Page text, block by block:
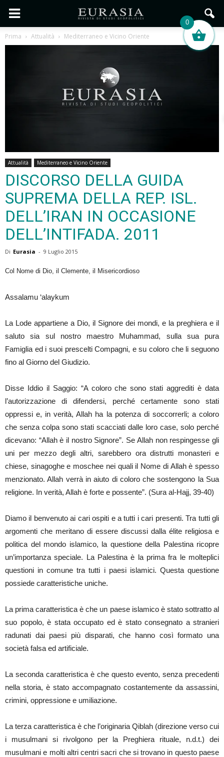
Prima Attualità Mediterraneo e Vicino Oriente
Attualità Mediterraneo e Vicino Oriente
DISCORSO DELLA GUIDA
SUPREMA DELLA REP. ISL.
DELL’IRAN IN OCCASIONE
DELL’INTIFADA. 2011
Di Eurasia - 9 Luglio 2015
Col Nome di Dio, il Clemente, il Misericordioso
Assalamu ‘alaykum
La Lode appartiene a Dio, il Signore dei mondi, e la preghiera e il
saluto sia sul nostro maestro Muhammad, sulla sua pura
Famiglia ed i suoi prescelti Compagni, e su coloro che li seguono
fino al Giorno del Giudizio.
Disse Iddio il Saggio: “A coloro che sono stati aggrediti è data
l’autorizzazione di difendersi, perché certamente sono stati
oppressi e, in verità, Allah ha la potenza di soccorrerli; a coloro
che senza colpa sono stati scacciati dalle loro case, solo perché
dicevano: “Allah è il nostro Signore”. Se Allah non respingesse gli
uni per mezzo degli altri, sarebbero ora distrutti monasteri e
chiese, sinagoghe e moschee nei quali il Nome di Allah è spesso
menzionato. Allah verrà in aiuto di coloro che sostengono la Sua
religione. In verità, Allah è forte e possente”. (Sura al-Hajj, 39-40)
Diamo il benvenuto ai cari ospiti e a tutti i cari presenti. Tra tutti gli
argomenti che meritano di essere discussi dalla élite religiosa e
politica del mondo islamico, la questione della Palestina ricopre
un’importanza speciale. La Palestina è la prima fra le molteplici
questioni in comune tra tutti i paesi islamici. Questa questione
possiede caratteristiche uniche.
La prima caratteristica è che un paese islamico è stato sottratto al
suo popolo, è stata occupato ed è stato consegnato a stranieri
radunati dai paesi più disparati, che hanno così formato una
società falsa ed artificiale.
La seconda caratteristica è che questo evento, senza precedenti
nella storia, è stato accompagnato costantemente da assassini,
crimini, oppressione e umiliazione.
La terza caratteristica è che l’originaria Qiblah (direzione verso cui
i musulmani si rivolgono per la Preghiera rituale, n.d.t.) dei
musulmani e molti altri centri sacri che si trovano in questo paese
0